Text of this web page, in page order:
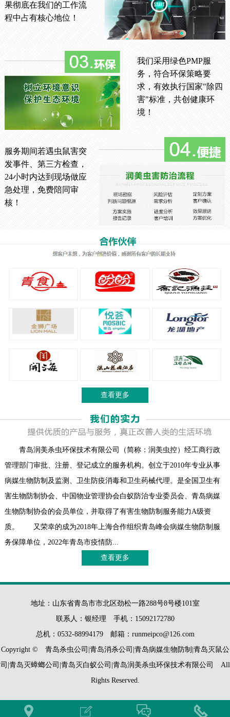
果彻底在我们的工作流
程中占有核心地位！
我们采用绿色PMP服
务，符合环保策略要
求，有效执行国家"除四
害"标准，共创健康环
境！
服务期间若遇虫鼠害突
发事件、第三方检查，
24小时内达到现场做应
急处理，免费陪同审
核！
查看更多
青岛润美杀虫环保技术有限公司（简称：润美虫控）经工商行政
管理部门审批、注册、登记成立的服务机构。创立于2010年专业从事
病媒生物防制及监测、卫生防疫消毒和卫生药械代理。是全国卫生有
害生物防制协会、中国物业管理协会白蚁防治专业委员会、青岛病媒
生物防制协会的会员单位，并取得了有害生物防制服务能力A级资
质。 又荣幸的成为2018年上海合作组织青岛峰会病媒生物防制服
务保障单位，2022年青岛市疫情防...
查看更多
地址：山东省青岛市市北区劲松一路288号8号楼101室
联系人：银经理 手机：15092172780
总机：0532-88994179 邮箱：runmeipco@126.com
Copyright © 青岛杀虫公司|青岛消杀公司|青岛病媒生物防制|青岛灭鼠公
司|青岛灭蟑螂公司|青岛灭白蚁公司|青岛润美杀虫环保技术有限公司 All
Rights Reserved.